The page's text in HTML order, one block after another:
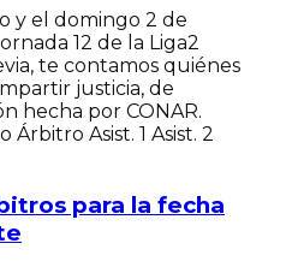
y el domingo 2 de
12 de la Liga2
te contamos quiénes
justicia, de
hecha por CONAR.
Árbitro Asist. 1 Asist. 2
para la fecha